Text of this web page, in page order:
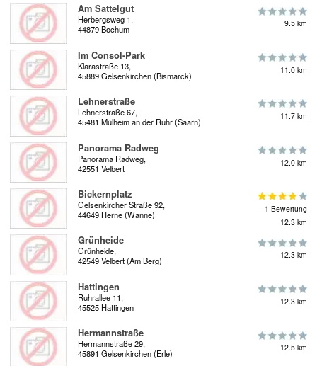
Am Sattelgut
Herbergsweg 1,
44879 Bochum
9.5 km
Im Consol-Park
Klarastraße 13,
45889 Gelsenkirchen (Bismarck)
11.0 km
Lehnerstraße
Lehnerstraße 67,
45481 Mülheim an der Ruhr (Saarn)
11.7 km
Panorama Radweg
Panorama Radweg,
42551 Velbert
12.0 km
Bickernplatz
Gelsenkircher Straße 92,
44649 Herne (Wanne)
1 Bewertung
12.3 km
Grünheide
Grünheide,
42549 Velbert (Am Berg)
12.3 km
Hattingen
Ruhrallee 11,
45525 Hattingen
12.3 km
Hermannstraße
Hermannstraße 29,
45891 Gelsenkirchen (Erle)
12.5 km